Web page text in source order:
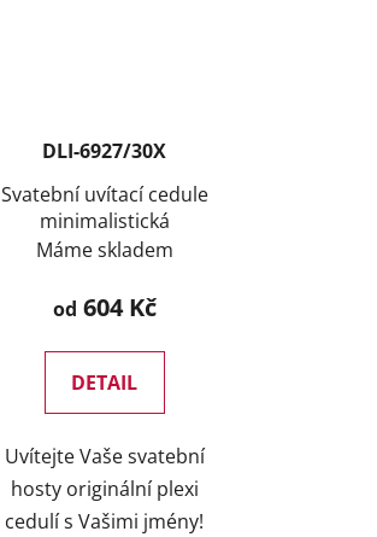
DLI-6927/30X
Svatební uvítací cedule
minimalistická
Máme skladem
od 604 Kč
DETAIL
Uvítejte Vaše svatební
hosty originální plexi
cedulí s Vašimi jmény!